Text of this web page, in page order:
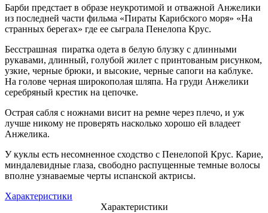
Барби предстает в образе неукротимой и отважной Анжелики
из последней части фильма «Пираты Карибского моря» «На
странных берегах» где ее сыграла Пенелопа Крус.
Бесстрашная пиратка одета в белую блузку с длинными
рукавами, длинный, голубой жилет с принтованым рисунком,
узкие, черные брюки, и высокие, черные сапоги на каблуке.
На голове черная широкополая шляпа. На груди Анжелики
серебряный крестик на цепочке.
Острая сабля с ножнами висит на ремне через плечо, и уж
лучше никому не проверять насколько хорошо ей владеет
Анжелика.
У куклы есть несомненное сходство с Пенелопой Крус. Карие,
миндалевидные глаза, свободно распущенные темные волосы
вполне узнаваемые черты испанской актрисы.
Характеристики
Характеристики